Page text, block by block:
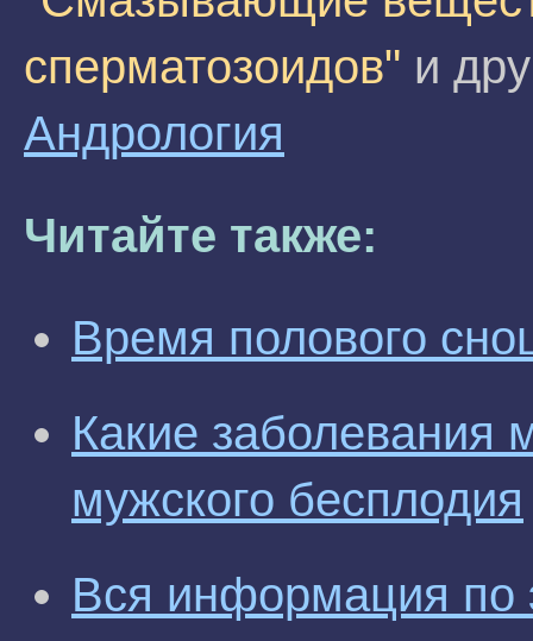
сперматозоидов" и
Андрология
Читайте также:
Время полового
Какие заболевания
мужского бесплодия
Вся информация по